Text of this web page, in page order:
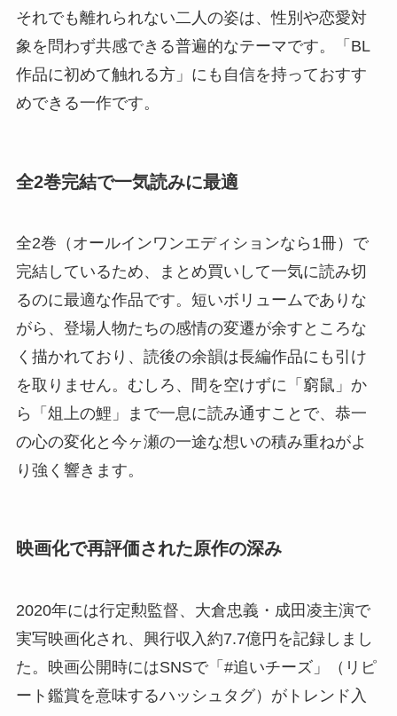
それでも離れられない二人の姿は、性別や恋愛対
象を問わず共感できる普遍的なテーマです。「BL
作品に初めて触れる方」にも自信を持っておすす
めできる一作です。
全2巻完結で一気読みに最適
全2巻（オールインワンエディションなら1冊）で
完結しているため、まとめ買いして一気に読み切
るのに最適な作品です。短いボリュームでありな
がら、登場人物たちの感情の変遷が余すところな
く描かれており、読後の余韻は長編作品にも引け
を取りません。むしろ、間を空けずに「窮鼠」か
ら「俎上の鯉」まで一息に読み通すことで、恭一
の心の変化と今ヶ瀬の一途な想いの積み重ねがよ
り強く響きます。
映画化で再評価された原作の深み
2020年には行定勲監督、大倉忠義・成田凌主演で
実写映画化され、興行収入約7.7億円を記録しまし
た。映画公開時にはSNSで「#追いチーズ」（リピ
ート鑑賞を意味するハッシュタグ）がトレンド入